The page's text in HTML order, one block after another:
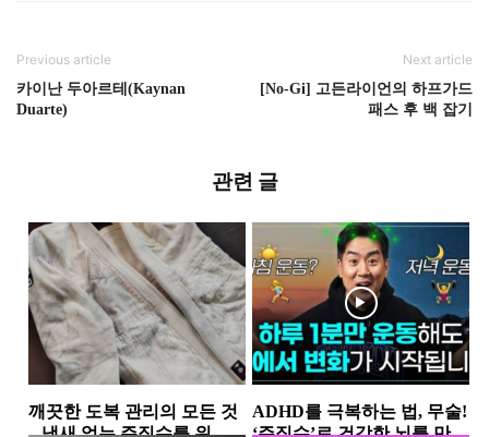
Previous article
카이난 두아르테(Kaynan
Duarte)
Next article
[No-Gi] 고든라이언의 하프가드
패스 후 백 잡기
관련 글
깨끗한 도복 관리의 모든 것
– 냄새 없는 주짓수를 위한
ADHD를 극복하는 법, 무술!
‘주짓수’로 건강한 뇌를 만들